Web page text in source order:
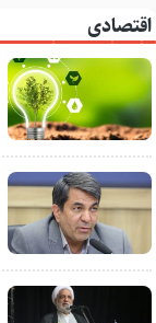
اقتصادی